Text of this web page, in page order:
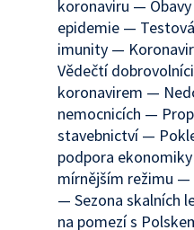
koronaviru —
epidemie —
imunity —
Vědečtí
koronavirem —
nemocnicích —
stavebnictví —
podpora
mírnějším režimu —
— Sezona skalních
na pomezí s